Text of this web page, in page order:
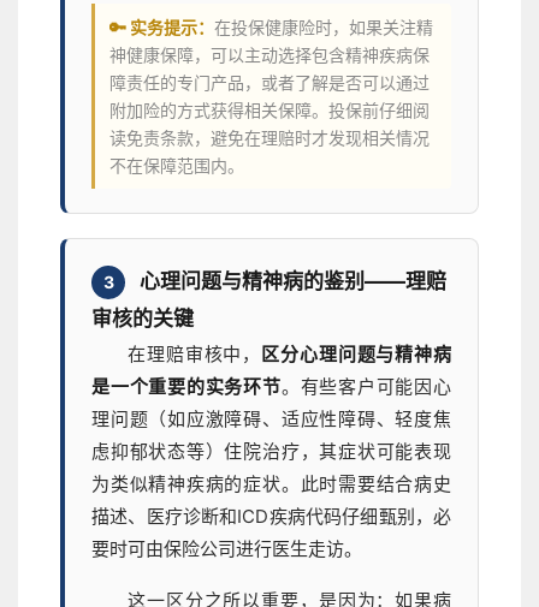
🔑 实务提示： 在投保健康险时，如果关注精
神健康保障，可以主动选择包含精神疾病保
障责任的专门产品，或者了解是否可以通过
附加险的方式获得相关保障。投保前仔细阅
读免责条款，避免在理赔时才发现相关情况
不在保障范围内。
3
心理问题与精神病的鉴别——理赔
审核的关键
在理赔审核中， 区分心理问题与精神病
是一个重要的实务环节。有些客户可能因心
理问题（如应激障碍、适应性障碍、轻度焦
虑抑郁状态等）住院治疗，其症状可能表现
为类似精神疾病的症状。此时需要结合病史
描述、医疗诊断和ICD疾病代码仔细甄别，必
要时可由保险公司进行医生走访。
这一区分之所以重要，是因为：如果病